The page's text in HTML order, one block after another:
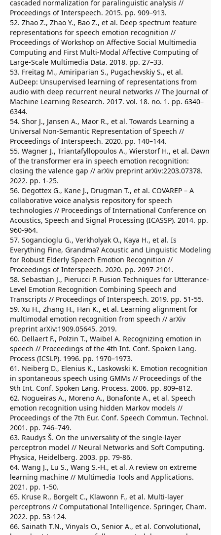
cascaded normalization for paralinguistic analysis //
Proceedings of Interspeech. 2015. pp. 909–913.
52. Zhao Z., Zhao Y., Bao Z., et al. Deep spectrum feature
representations for speech emotion recognition //
Proceedings of Workshop on Affective Social Multimedia
Computing and First Multi-Modal Affective Computing of
Large-Scale Multimedia Data. 2018. pp. 27–33.
53. Freitag M., Amiriparian S., Pugachevskiy S., et al.
AuDeep: Unsupervised learning of representations from
audio with deep recurrent neural networks // The Journal of
Machine Learning Research. 2017. vol. 18. no. 1. pp. 6340–
6344.
54. Shor J., Jansen A., Maor R., et al. Towards Learning a
Universal Non-Semantic Representation of Speech //
Proceedings of Interspeech. 2020. pp. 140–144.
55. Wagner J., Triantafyllopoulos A., Wierstorf H., et al. Dawn
of the transformer era in speech emotion recognition:
closing the valence gap // arXiv preprint arXiv:2203.07378.
2022. pp. 1-25.
56. Degottex G., Kane J., Drugman T., et al. COVAREP – A
collaborative voice analysis repository for speech
technologies // Proceedings of International Conference on
Acoustics, Speech and Signal Processing (ICASSP). 2014. pp.
960-964.
57. Sogancioglu G., Verkholyak O., Kaya H., et al. Is
Everything Fine, Grandma? Acoustic and Linguistic Modeling
for Robust Elderly Speech Emotion Recognition //
Proceedings of Interspeech. 2020. pp. 2097-2101.
58. Sebastian J., Pierucci P. Fusion Techniques for Utterance-
Level Emotion Recognition Combining Speech and
Transcripts // Proceedings of Interspeech. 2019. pp. 51-55.
59. Xu H., Zhang H., Han K., et al. Learning alignment for
multimodal emotion recognition from speech // arXiv
preprint arXiv:1909.05645. 2019.
60. Dellaert F., Polzin T., Waibel A. Recognizing emotion in
speech // Proceedings of the 4th Int. Conf. Spoken Lang.
Process (ICSLP). 1996. pp. 1970–1973.
61. Neiberg D., Elenius K., Laskowski K. Emotion recognition
in spontaneous speech using GMMs // Proceedings of the
9th Int. Conf. Spoken Lang. Process. 2006. pp. 809–812.
62. Nogueiras A., Moreno A., Bonafonte A., et al. Speech
emotion recognition using hidden Markov models //
Proceedings of the 7th Eur. Conf. Speech Commun. Technol.
2001. pp. 746–749.
63. Raudys Š. On the universality of the single-layer
perceptron model // Neural Networks and Soft Computing.
Physica, Heidelberg. 2003. pp. 79-86.
64. Wang J., Lu S., Wang S.-H., et al. A review on extreme
learning machine // Multimedia Tools and Applications.
2021. pp. 1-50.
65. Kruse R., Borgelt C., Klawonn F., et al. Multi-layer
perceptrons // Computational Intelligence. Springer, Cham.
2022. pp. 53-124.
66. Sainath T.N., Vinyals O., Senior A., et al. Convolutional,